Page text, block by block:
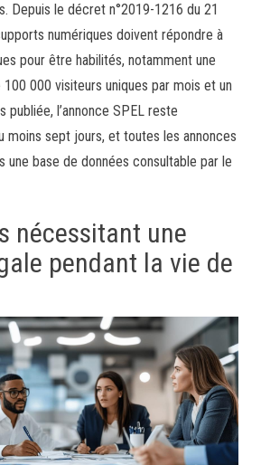
Depuis le décret n°2019-1216 du 21
numériques doivent répondre à
pour être habilités, notamment une
000 visiteurs uniques par mois et un
publiée, l’annonce SPEL reste
moins sept jours, et toutes les annonces
une base de données consultable par le
nécessitant une
pendant la vie de